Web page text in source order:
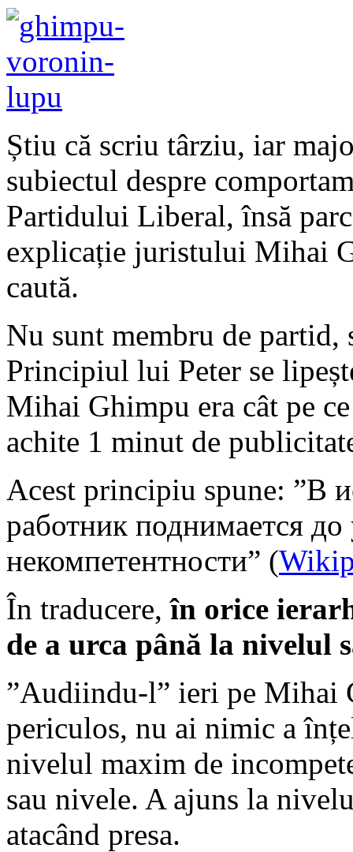
Știu că scriu târziu, iar
subiectul despre
Partidului Liberal, însă
explicație juristului Mihai
caută.
Nu sunt membru de partid,
Principiul lui Peter se
Mihai Ghimpu era cât pe
achite 1 minut de
Acest principiu spune: ”В
работник поднимается до
некомпетентности” (
În traducere,în orice
de a urca până la nivelul
”Audiindu-l” ieri pe Mihai
periculos, nu ai nimic a
nivelul maxim de
sau nivele. A ajuns la
atacând presa.